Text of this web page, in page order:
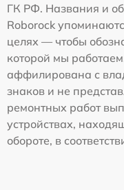
ГК РФ. Названия и
Roborock
целях — чтобы
которой мы
аффилирована с
знаков и не
ремонтных работ
устройствах,
обороте, в